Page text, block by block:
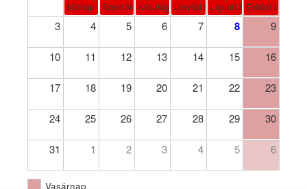
köznap Szent Márta, Mária és Lázár
Krizológ Szent Péter
Loyolai Szent IgnácLiguori Szent Alfonz pk-et.
Évközi 18.
3 4 5 6 7 8 9
10 11 12 13 14 15 16
17 18 19 20 21 22 23
24 25 26 27 28 29 30
31 1 2 3 4 5 6
Vasárnap